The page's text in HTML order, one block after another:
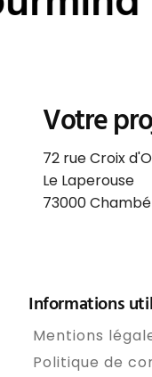
Votre
72 rue Croix
Le Laperouse
73000
Informations
Mentions
Politique de